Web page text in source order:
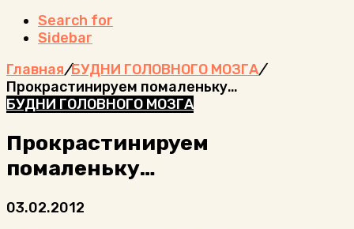
Search for
Sidebar
Главная/БУДНИ ГОЛОВНОГО МОЗГА/
Прокрастинируем помаленьку…
БУДНИ ГОЛОВНОГО МОЗГА
Прокрастинируем
помаленьку…
03.02.2012